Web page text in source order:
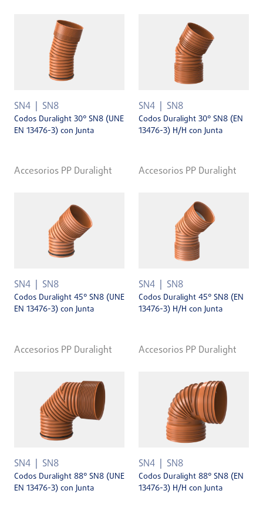
SN4 SN8
Codos Duralight 30° SN8 (UNE
EN 13476-3) con Junta
Accesorios PP Duralight
SN4 SN8
Codos Duralight 30° SN8 (EN
13476-3) H/H con Junta
Accesorios PP Duralight
SN4 SN8
Codos Duralight 45° SN8 (UNE
EN 13476-3) con Junta
Accesorios PP Duralight
SN4 SN8
Codos Duralight 45° SN8 (EN
13476-3) H/H con Junta
Accesorios PP Duralight
SN4 SN8
Codos Duralight 88° SN8 (UNE
EN 13476-3) con Junta
SN4 SN8
Codos Duralight 88° SN8 (EN
13476-3) H/H con Junta